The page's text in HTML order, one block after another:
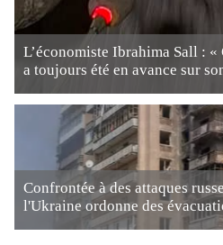
L’économiste Ibrahima Sall :
a toujours été en avance sur
Confrontée à des attaques
l'Ukraine ordonne des